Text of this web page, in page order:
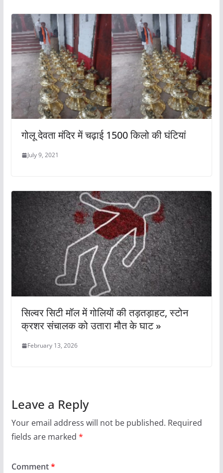
गोलू देवता मंदिर में चढ़ाई 1500 किलो की घंटियां
July 9, 2021
सिल्वर सिटी मॉल में गोलियों की तड़तड़ाहट, स्टोन
क्रशर संचालक को उतारा मौत के घाट »
February 13, 2026
Leave a Reply
Your email address will not be published. Required
fields are marked *
Comment*